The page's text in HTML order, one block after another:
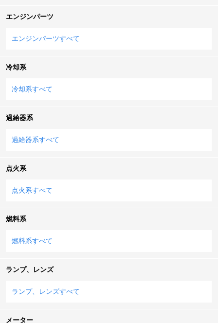
エンジンパーツ
エンジンパーツすべて
冷却系
冷却系すべて
過給器系
過給器系すべて
点火系
点火系すべて
燃料系
燃料系すべて
ランプ、レンズ
ランプ、レンズすべて
メーター